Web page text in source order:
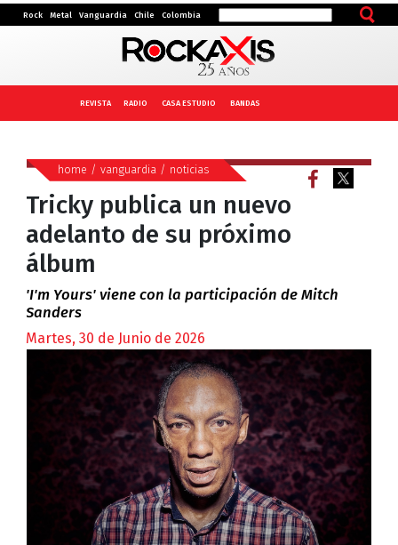
Rock Metal Vanguardia Chile Colombia
REVISTA RADIO CASA ESTUDIO BANDAS
home /vanguardia / noticias
Tricky publica un nuevo
adelanto de su próximo
álbum
'I'm Yours' viene con la participación de Mitch
Sanders
Martes, 30 de Junio de 2026